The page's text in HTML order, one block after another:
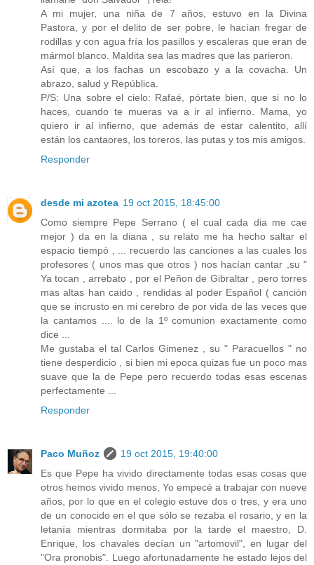
A mi mujer, una niña de 7 años, estuvo en la Divina
Pastora, y por el delito de ser pobre, le hacían fregar de
rodillas y con agua fría los pasillos y escaleras que eran de
mármol blanco. Maldita sea las madres que las parieron.
Así que, a los fachas un escobazo y a la covacha. Un
abrazo, salud y República.
P/S: Una sobre el cielo: Rafaé, pórtate bien, que si no lo
haces, cuando te mueras va a ir al infierno. Mama, yo
quiero ir al infierno, que además de estar calentito, allí
están los cantaores, los toreros, las putas y tos mis amigos.
Responder
desde mi azotea 19 oct 2015, 18:45:00
Como siempre Pepe Serrano ( el cual cada dia me cae
mejor ) da en la diana , su relato me ha hecho saltar el
espacio tiempò , ... recuerdo las canciones a las cuales los
profesores ( unos mas que otros ) nos hacían cantar ,su "
Ya tocan , arrebato , por el Peñon de Gibraltar , pero torres
mas altas han caido , rendidas al poder Español ( canción
que se incrusto en mi cerebro de por vida de las veces que
la cantamos .... lo de la 1º comunion exactamente como
dice ...
Me gustaba el tal Carlos Gimenez , su " Paracuellos " no
tiene desperdicio , si bien mi epoca quizas fue un poco mas
suave que la de Pepe pero recuerdo todas esas escenas
perfectamente ...
Responder
Paco Muñoz
19 oct 2015, 19:40:00
Es que Pepe ha vivido directamente todas esas cosas que
otros hemos vivido menos, Yo empecé a trabajar con nueve
años, por lo que en el colegio estuve dos o tres, y era uno
de un conocido en el que sólo se rezaba el rosario, y en la
letanía mientras dormitaba por la tarde el maestro, D.
Enrique, los chavales decían un "artomovil", en lugar del
"Ora pronobis". Luego afortunadamente he estado lejos del